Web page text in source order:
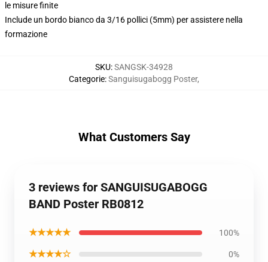
le misure finite
Include un bordo bianco da 3/16 pollici (5mm) per assistere nella
formazione
SKU:SANGSK-34928
Categorie:Sanguisugabogg Poster,
What Customers Say
3 reviews for SANGUISUGABOGG
BAND Poster RB0812
★★★★★ 100%
★★★★☆ 0%